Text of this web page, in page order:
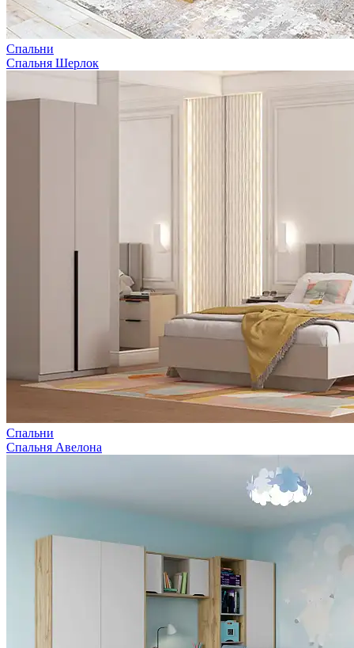
Спальни
Спальня Шерлок
Спальни
Спальня Авелона